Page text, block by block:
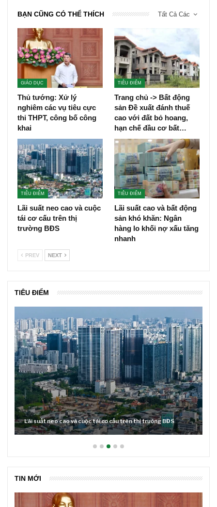
Tất Cả Các
BẠN CŨNG CÓ THỂ THÍCH
GIÁO DỤC
Thủ tướng: Xử lý
nghiêm các vụ tiêu cực
thi THPT, công bố công
khai
TIÊU ĐIỂM
Trang chủ -> Bất động
sản Đề xuất đánh thuế
cao với đất bỏ hoang,
hạn chế đầu cơ bất…
TIÊU ĐIỂM
Lãi suất neo cao và cuộc
tái cơ cấu trên thị
trường BĐS
TIÊU ĐIỂM
Lãi suất cao và bất động
sản khó khăn: Ngân
hàng lo khối nợ xấu tăng
nhanh
PREV NEXT
TIÊU ĐIỂM
Lãi suất neo cao và cuộc tái cơ cấu trên thị trường BĐS
TIN MỚI